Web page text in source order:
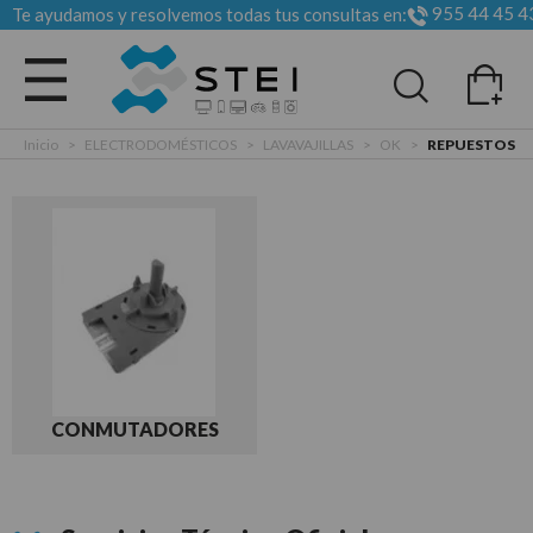
Te ayudamos y resolvemos todas tus consultas en: 955 44 45
Todas las categorias
Inicio > ELECTRODOMÉSTICOS > LAVAVAJILLAS > OK > REPUESTOS
CONMUTADORES